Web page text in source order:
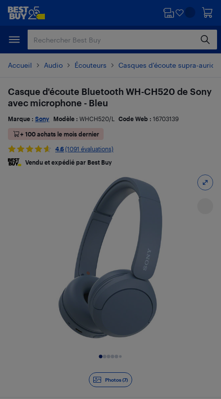
Passer
principal
Passer
Accueil Audio Écouteurs Casques d'écoute supra-
Photos (7)
Casque d'écoute Bluetooth WH-CH520 de Sony
avec microphone - Bleu
Marque : Sony Modèle : WHCH520/L Code Web : 16703139
+ 100 achats le mois dernier
4.6 (1091 évaluations)
Vendu et expédié par Best Buy